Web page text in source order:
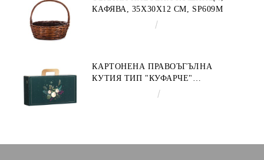
КАФЯВА, 35X30X12 СМ, SP609M
КАРТОНЕНА ПРАВОЪГЪЛНА
КУТИЯ ТИП "КУФАРЧЕ"
ENCHANTED NATURE, ЗЕЛЕНО/